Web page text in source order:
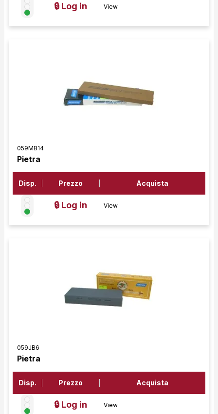
🔒 Log in View
059MB14
Pietra
Disp. Prezzo Acquista
🔒 Log in View
059JB6
Pietra
Disp. Prezzo Acquista
🔒 Log in View